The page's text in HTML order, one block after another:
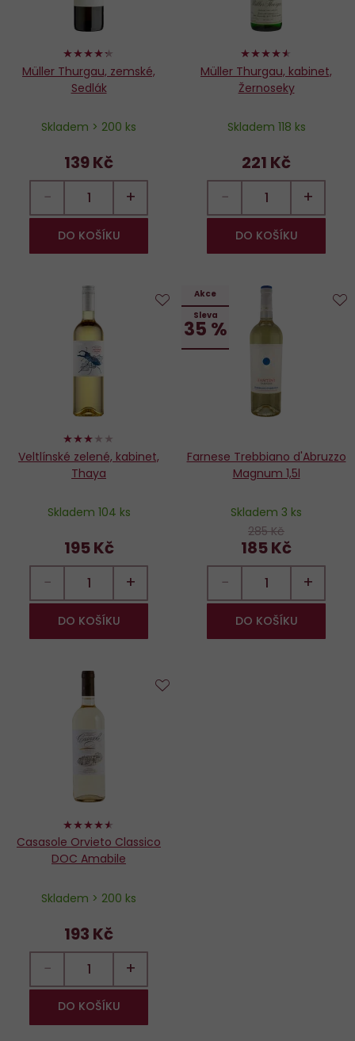
86%
Müller Thurgau, zemské,
Sedlák
Skladem > 200 ks
139 Kč
− +
DO KOŠÍKU
90%
Müller Thurgau, kabinet,
Žernoseky
Skladem 118 ks
221 Kč
− +
DO KOŠÍKU
60%
Veltlínské zelené, kabinet,
Thaya
Skladem 104 ks
195 Kč
− +
DO KOŠÍKU
oblíbených
Akce
Sleva
35 %
Farnese Trebbiano d'Abruzzo
Magnum 1,5l
Skladem 3 ks
285 Kč
185 Kč
− +
DO KOŠÍKU
90%
Casasole Orvieto Classico
DOC Amabile
Skladem > 200 ks
193 Kč
− +
DO KOŠÍKU